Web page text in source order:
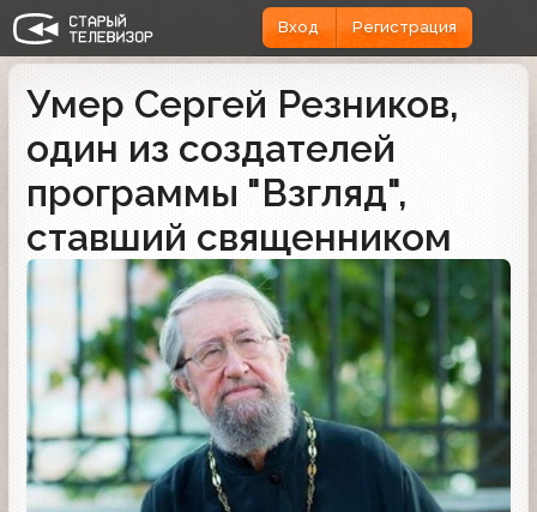
Вход Регистрация
Умер Сергей Резников,
один из создателей
программы "Взгляд",
ставший священником